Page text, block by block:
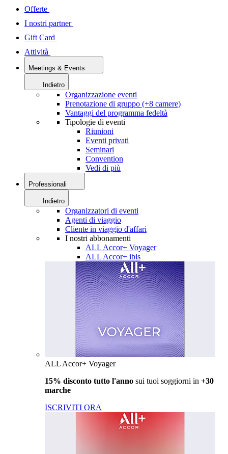
Offerte
I nostri partner
Gift Card
Attività
Meetings & Events
Indietro
Organizzazione eventi
Prenotazione di gruppo (+8 camere)
Vantaggi del programma fedeltà
Tipologie di eventi
Riunioni
Eventi privati
Seminari
Convention
Vedi di più
Professionali
Indietro
Organizzatori di eventi
Agenti di viaggio
Cliente in viaggio d'affari
I nostri abbonamenti
ALL Accor+ Voyager
ALL Accor+ ibis
ALL Accor+ Voyager
15% disconto tutto l'anno sui tuoi soggiorni in +30
marche
ISCRIVITI ORA